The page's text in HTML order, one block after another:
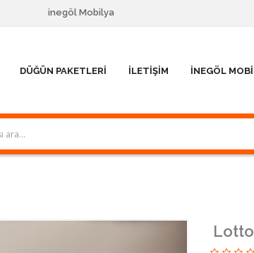
inegöl Mobilya
DÜĞÜN PAKETLERI İLETIŞIM İNEGÖL
Lotto